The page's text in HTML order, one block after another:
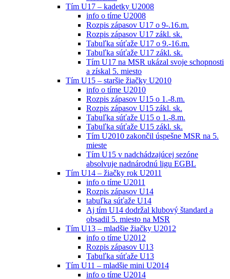
Tím U17 – kadetky U2008
info o tíme U2008
Rozpis zápasov U17 o 9-.16.m.
Rozpis zápasov U17 zákl. sk.
Tabuľka súťaže U17 o 9.-16.m.
Tabuľka súťaže U17 zákl. sk.
Tím U17 na MSR ukázal svoje schopnosti
a získal 5. miesto
Tím U15 – staršie žiačky U2010
info o tíme U2010
Rozpis zápasov U15 o 1.-8.m.
Rozpis zápasov U15 zákl. sk.
Tabuľka súťaže U15 o 1.-8.m.
Tabuľka súťaže U15 zákl. sk.
Tím U2010 zakončil úspešne MSR na 5.
mieste
Tím U15 v nadchádzajúcej sezóne
absolvuje nadnárodnú ligu EGBL
Tím U14 – žiačky rok U2011
info o tíme U2011
Rozpis zápasov U14
tabuľka súťaže U14
Aj tím U14 dodržal klubový štandard a
obsadil 5. miesto na MSR
Tím U13 – mladšie žiačky U2012
info o tíme U2012
Rozpis zápasov U13
Tabuľka súťaže U13
Tím U11 – mladšie mini U2014
info o tíme U2014